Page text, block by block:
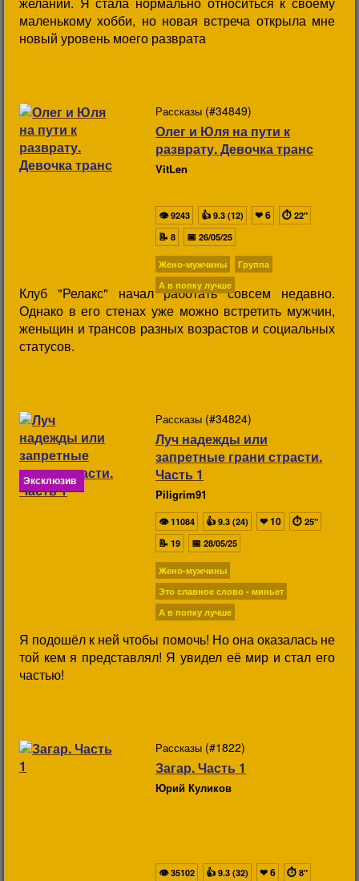
маленькому хобби, но новая встреча открыла мне
новый уровень моего разврата
Рассказы (#34849)
Олег и Юля на пути к
разврату. Девочка транс
VitLen
Клуб "Релакс" начал работать совсем недавно.
Однако в его стенах уже можно встретить мужчин,
женьщин и трансов разных возрастов и социальных
статусов.
👁9243 👍 9.3 (12) ❤6 ⏱ 22"
📝 8 📅 26/05/25
Жено-мужчины
Группа
А в попку лучше
Эксклюзив
Рассказы (#34824)
Луч надежды или
запретные грани страсти.
Часть 1
Piligrim91
Я подошёл к ней чтобы помочь! Но она оказалась не
той кем я представлял! Я увидел её мир и стал его
частью!
👁11084 👍 9.3 (24) ❤10 ⏱ 25"
📝 19 📅 28/05/25
Жено-мужчины
Это славное слово - миньет
А в попку лучше
Рассказы (#1822)
Загар. Часть 1
Юрий Куликов
👁35102 👍 9.3 (32) ❤6 ⏱ 8"